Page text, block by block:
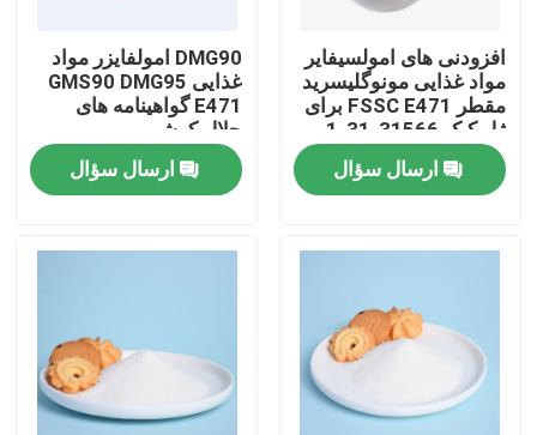
محصولات
فیلم های
درباره ما
تور کارخانه
افزودنی های امولسیفایر
مواد غذایی مونوگلیسرید
مقطر FSSC E471 برای
ژل کیک 31566-31-1
ارسال سؤال
DMG90 امولفایزر مواد
غذایی GMS90 DMG95
E471 گواهینامه های
حلال کوشر
ارسال سؤال